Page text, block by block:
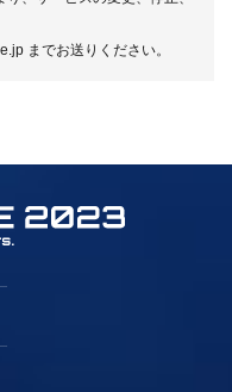
ト第一弾を発表「5Gネットワ
日(木)-28日(金)ハイブリッド
・渋谷パルコのカンファレン
までお送りください。